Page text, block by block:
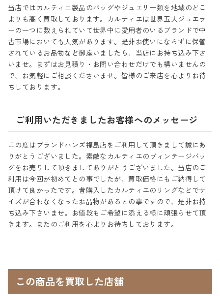
当店ではカルティエ製品のバッグやジュエリー類を地域のどこ
よりも高く買取しております。カルティエは世界五大ジュエラ
ーの一つに数えられていて世界中に愛用者のいるブランドで中
古市場においても人気があります。是非お使いにならずに保管
されているお品物など御座いましたら、当店にお持ち込み下さ
いませ。まずはお見積り・お問い合わせだけでも構いませんの
で、お気軽にご相談くださいませ。皆様のご来店を心よりお待
ちしております。
ご利用いただきましたお客様へのメッセージ
この度はブランドハンズ福島店をご利用して頂きまして誠にあ
りがとうございました。素敵なカルティエのヴィンテージバッ
グをお売りして頂きましてありがとうございました。当店のご
利用は今回が初めてとの事でしたが、買取価格にもご納得して
頂けて良かったです。昔購入したカルティエのリングなどでサ
イズが合わなくなったお品物があるとの事ですので、是非お持
ち込み下さいませ。お値段もご希望に添える様に頑張らせて頂
きます。またのご利用を心よりお待ちしております。
この商品を買取した店舗